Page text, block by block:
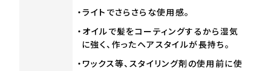
・ライトでさらさらな使用感。
・オイルで髪をコーティングするから湿気
に強く、作ったヘアスタイルが長持ち。
・ワックス等、スタイリング剤の使用前に使